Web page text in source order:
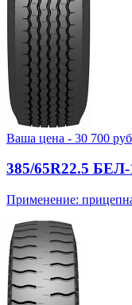
Ваша цена - 30 700 руб
385/65R22.5
Применение: